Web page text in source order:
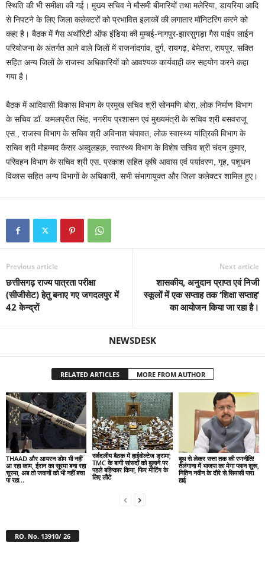
स्थिति की भी समीक्षा की गई। मुख्य सचिव ने मौसमी बीमारियों तथा मलेरिया, डायरिया आदि
से निपटने के लिए जिला कलेक्टरों को प्रभावित इलाकों की लगातार मॉनिटरिंग करने को
कहा है। बैठक में गैस अथॉरिटी ऑफ इंडिया की मुम्बई-नागपुर-झारसुगड़ा गैस पाईप लाईन
परियोजना के अंतर्गत आने वाले जिलों में राजनांदगांव, दुर्ग, रायगढ़, बेमेतरा, रायपुर, सक्ति
सहित अन्य जिलों के राजस्व अधिकारियों को आवश्यक कार्यवाही कर सहयोग करने कहा
गया है।
बैठक में आदिवासी विकास विभाग के प्रमुख सचिव श्री सोनमणि बोरा, लोक निर्माण विभाग
के सचिव डॉ. कमलप्रीत सिंह, नगरीय प्रशासन एवं मुख्यमंत्री के सचिव श्री बसवराजू
एस., राजस्व विभाग के सचिव श्री अविनाश चंपावत, लोक स्वास्थ्य यांत्रिकी विभाग के
सचिव श्री मोहम्मद कैसर अब्दुलहक़, स्वास्थ्य विभाग के विशेष सचिव श्री चंदन कुमार,
परिवहन विभाग के सचिव श्री एस. प्रकाश सहित कृषि आवास एवं पर्यावरण, गृह, पशुधन
विकास सहित अन्य विभागों के अधिकारी, सभी संभागायुक्त और जिला कलेक्टर शामिल हुए।
Previous article
छत्तीसगढ़ राज्य पात्रता परीक्षा
(सीजीसेट) हेतु बनाए गए जगदलपुर में
42 केन्द्रों
Next article
शासकीय, अनुदान प्राप्त एवं निजी
स्कूलों में एक सप्ताह तक ‘शिक्षा सप्ताह’
का आयोजन किया जा रहा है।
NEWSDESK
RELATED ARTICLES MORE FROM AUTHOR
THAAD और आयरन डोम भी नहीं
आ रहा काम, ईरान का सूरमा बना रहा
चूरमा, अब तो जवानों को भी नहीं बचा
पा रहा...
सर्वदलीय बैठक में हाईवोल्टेज ड्रामा;
TMC के बागी सांसदों को बुलाने पर
पहले बहिष्कार किया, फिर मीटिंग के
लिए लौटे
बूथ से लेकर सत्ता तक की रणनीति!
तेलंगाना में भाजपा का मेगा प्लान शुरू,
नितिन नवीन के दौरे से सियासी पारा
हाई
RO. No. 13910/ 26